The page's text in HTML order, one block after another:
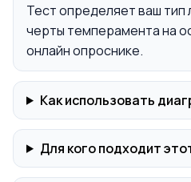
Тест определяет ваш тип
черты темперамента на
онлайн опроснике.
Как использовать
Для кого подходит